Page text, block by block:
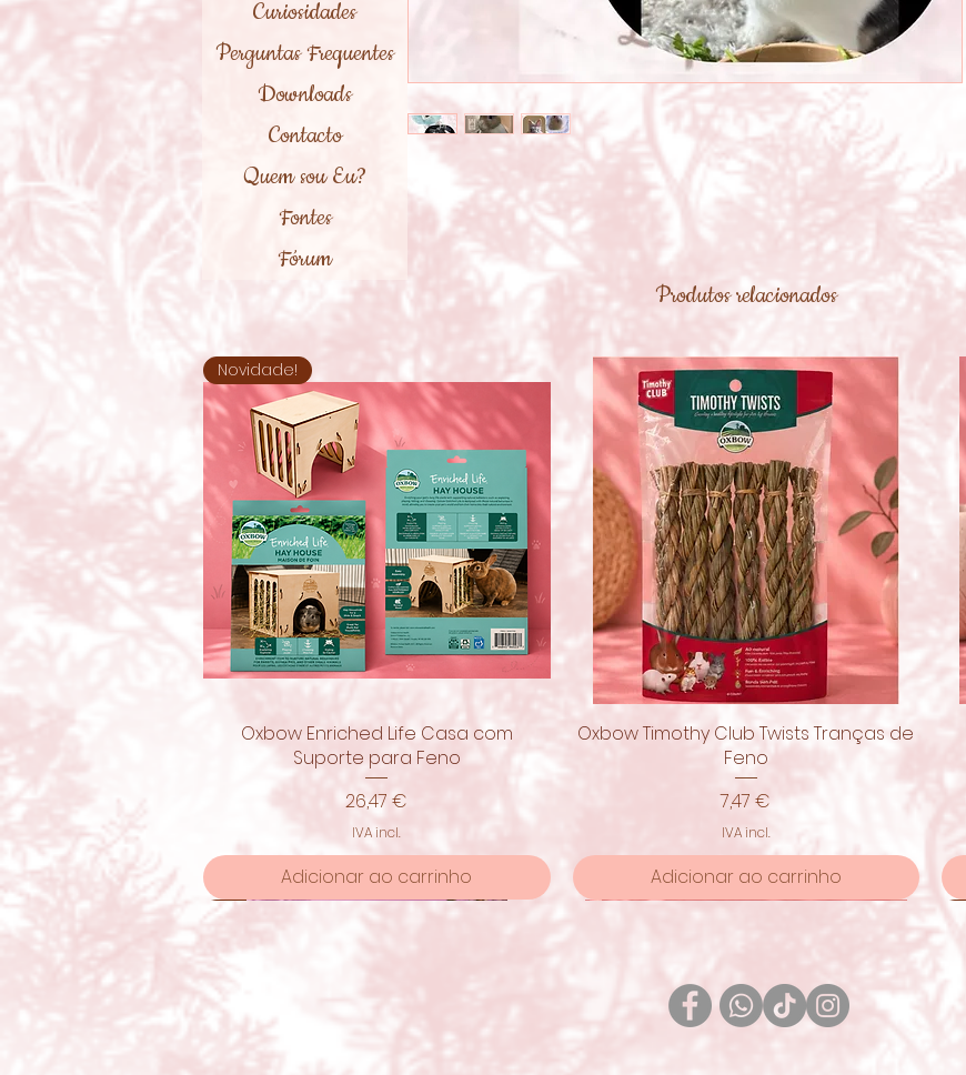
Produtos relacionados
Visualização rápida
Novidade!
Oxbow Enriched Life Casa com
Suporte para Feno
Preço
26,47 €
IVA incl.
Adicionar ao carrinho
Visualização rápida
Oxbow Timothy Club Twists Tranças de
Feno
Preço
7,47 €
IVA incl.
Adicionar ao carrinho
Novidade!
Curiosidades
Perguntas Frequentes
Downloads
Contacto
Quem sou Eu?
Fontes
Fórum